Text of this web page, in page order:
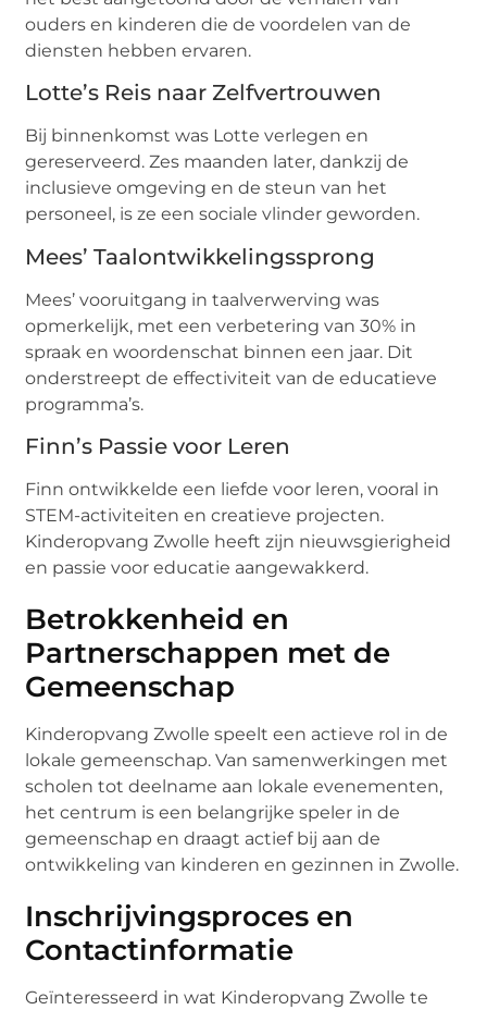
ouders en kinderen die de voordelen van de
diensten hebben ervaren.
Lotte’s Reis naar Zelfvertrouwen
Bij binnenkomst was Lotte verlegen en
gereserveerd. Zes maanden later, dankzij de
inclusieve omgeving en de steun van het
personeel, is ze een sociale vlinder geworden.
Mees’ Taalontwikkelingssprong
Mees’ vooruitgang in taalverwerving was
opmerkelijk, met een verbetering van 30% in
spraak en woordenschat binnen een jaar. Dit
onderstreept de effectiviteit van de educatieve
programma’s.
Finn’s Passie voor Leren
Finn ontwikkelde een liefde voor leren, vooral in
STEM-activiteiten en creatieve projecten.
Kinderopvang Zwolle heeft zijn nieuwsgierigheid
en passie voor educatie aangewakkerd.
Betrokkenheid en
Partnerschappen met de
Gemeenschap
Kinderopvang Zwolle speelt een actieve rol in de
lokale gemeenschap. Van samenwerkingen met
scholen tot deelname aan lokale evenementen,
het centrum is een belangrijke speler in de
gemeenschap en draagt actief bij aan de
ontwikkeling van kinderen en gezinnen in Zwolle.
Inschrijvingsproces en
Contactinformatie
Geïnteresseerd in wat Kinderopvang Zwolle te